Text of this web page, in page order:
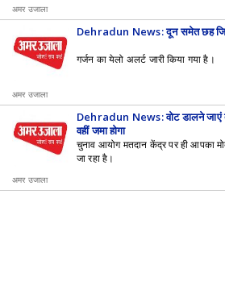
अमर उजाला
Dehradun News: दून समेत छह
गर्जन का येलो अलर्ट जारी किया गया है।
अमर उजाला
Dehradun News: वोट डालने जाएं
वहीं जमा होगा
चुनाव आयोग मतदान केंद्र पर ही आपका
जा रहा है।
अमर उजाला